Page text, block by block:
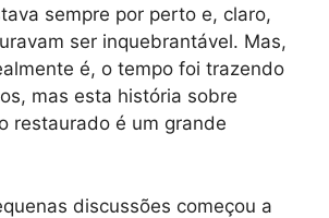
sempre por perto e, claro,
ser inquebrantável. Mas,
é, o tempo foi trazendo
mas esta história sobre
restaurado é um grande
discussões começou a